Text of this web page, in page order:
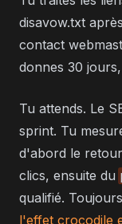
disavow.txt
contact
donnes 30
Tu attends. Le
sprint. Tu
d'abord le
clics, ensuite du
qualifié.
l'effet crocodile